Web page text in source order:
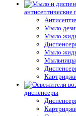
антисептические
Мыло
Мыло
Мыло
Мыльницы,
диспенсеры